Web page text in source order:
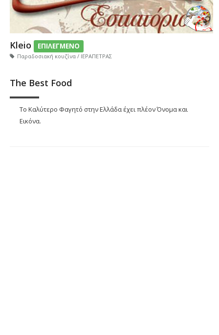
Kleio ΕΠΙΛΕΓΜΕΝΟ
Παραδοσιακή κουζίνα / ΙΕΡΑΠΕΤΡΑΣ
The Best Food
Το Καλύτερο Φαγητό στην Ελλάδα έχει πλέον Όνομα και
Εικόνα.